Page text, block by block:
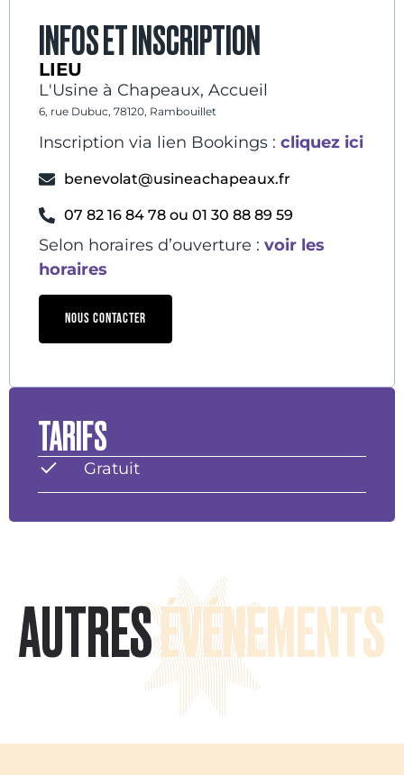
INFOS ET INSCRIPTION
LIEU
L'Usine à Chapeaux, Accueil
6, rue Dubuc, 78120, Rambouillet
Inscription via lien Bookings : cliquez ici
benevolat@usineachapeaux.fr
07 82 16 84 78 ou 01 30 88 89 59
Selon horaires d’ouverture : voir les
horaires
NOUS CONTACTER
TARIFS
Gratuit
AUTRESÉVÉNEMENTS